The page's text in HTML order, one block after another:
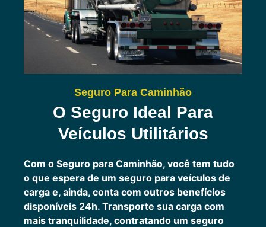
Seguro Para Caminhão
O Seguro Ideal Para
Veículos Utilitários
Com o Seguro para Caminhão, você tem tudo
o que espera de um seguro para veículos de
carga e, ainda, conta com outros benefícios
disponíveis 24h. Transporte sua carga com
mais tranquilidade, contratando um seguro